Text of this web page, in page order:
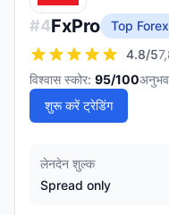
#4FxPro
Top
4.8/5
विश्वास स्कोर: 95/100
शुरू करें ट्रेडिंग
लेनदेन शुल्क
Spread only